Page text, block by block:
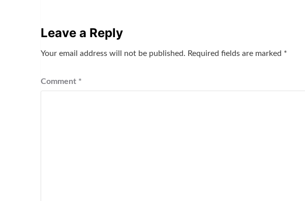
Leave a Reply
Your email address will not be published. Required fields are marked *
Comment *